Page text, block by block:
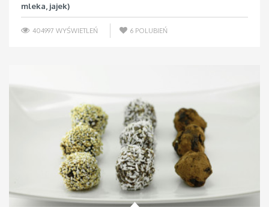
mleka, jajek)
404997 WYŚWIETLEŃ 6 POLUBIEŃ